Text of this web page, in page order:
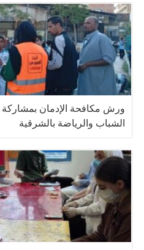
الشباب والرياضة بالشرقية